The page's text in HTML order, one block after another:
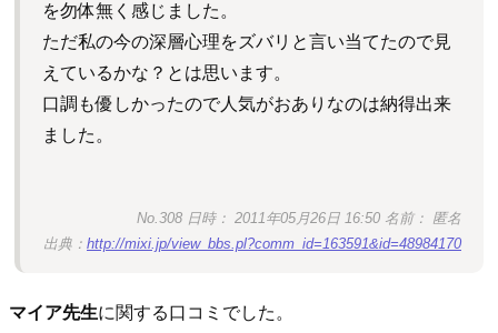
を勿体無く感じました。
ただ私の今の深層心理をズバリと言い当てたので見
えているかな？とは思います。
口調も優しかったので人気がおありなのは納得出来
ました。
No.308 日時： 2011年05月26日 16:50 名前： 匿名
出典： http://mixi.jp/view_bbs.pl?comm_id=163591&id=48984170
マイア先生に関する口コミでした。